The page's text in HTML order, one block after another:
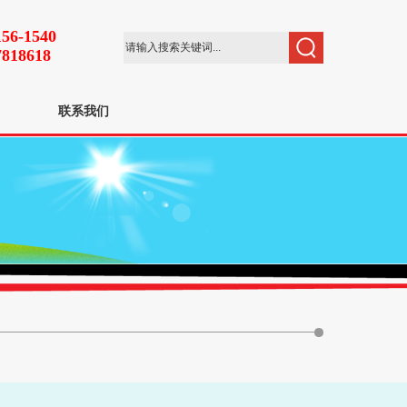
1540
联系我们